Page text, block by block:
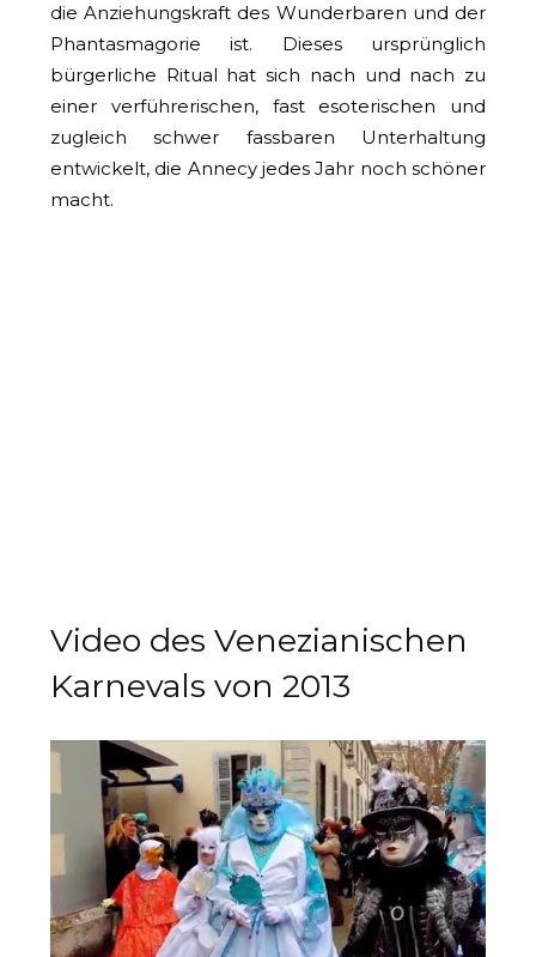
die Anziehungskraft des Wunderbaren und der
Phantasmagorie ist. Dieses ursprünglich
bürgerliche Ritual hat sich nach und nach zu
einer verführerischen, fast esoterischen und
zugleich schwer fassbaren Unterhaltung
entwickelt, die Annecy jedes Jahr noch schöner
macht.
Video des Venezianischen
Karnevals von 2013